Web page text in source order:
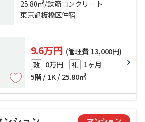
歩13分 東武東上線「大山」駅 徒歩
17分
25.80㎡/鉄筋コンクリート
東京都板橋区仲宿
9.6万円 (管理費 13,000円)
敷 0万円 礼 1ヶ月
5階 / 1K / 25.80㎡